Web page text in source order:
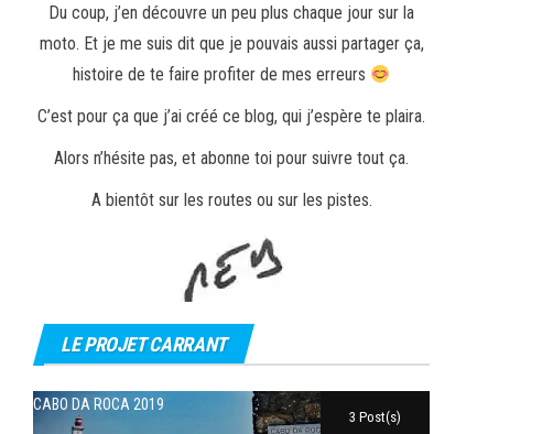
Du coup, j’en découvre un peu plus chaque jour sur la
moto. Et je me suis dit que je pouvais aussi partager ça,
histoire de te faire profiter de mes erreurs
C’est pour ça que j’ai créé ce blog, qui j’espère te plaira.
Alors n’hésite pas, et abonne toi pour suivre tout ça.
A bientôt sur les routes ou sur les pistes.
LE PROJET CARRANT
CABO DA ROCA 2019
3 Post(s)